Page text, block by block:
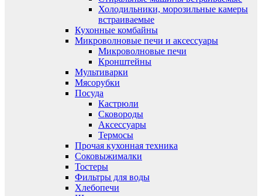
Холодильники, морозильные камеры
встраиваемые
Кухонные комбайны
Микроволновые печи и аксессуары
Микроволновые печи
Кронштейны
Мультиварки
Мясорубки
Посуда
Кастрюли
Сковороды
Аксессуары
Термосы
Прочая кухонная техника
Соковыжималки
Тостеры
Фильтры для воды
Хлебопечи